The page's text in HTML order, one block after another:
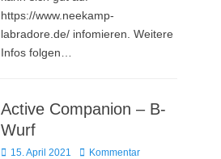
https://www.neekamp-
labradore.de/ infomieren. Weitere
Infos folgen…
Active Companion – B-
Wurf
Posted
15. April 2021
Kommentar